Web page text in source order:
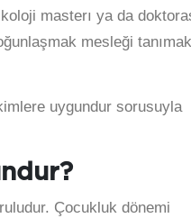
masterı ya da
mesleği tanımak
uygundur sorusuyla
Çocukluk dönemi